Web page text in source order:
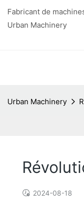
Fabricant de
Urban Machinery
Urban Machinery
2024-08-18